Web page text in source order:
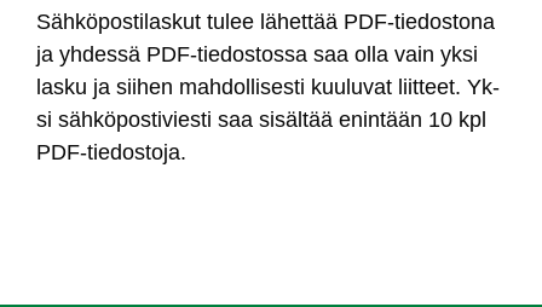
Säh­kö­pos­ti­las­kut tu­lee lä­het­tää PDF-tie­dos­to­na
ja yh­des­sä PDF-tie­dos­tos­sa saa ol­la vain yk­si
las­ku ja sii­hen mah­dol­li­ses­ti kuu­lu­vat liit­teet. Yk­
si säh­kö­pos­ti­vies­ti saa si­säl­tää enin­tään 10 kpl
PDF-tie­dos­to­ja.